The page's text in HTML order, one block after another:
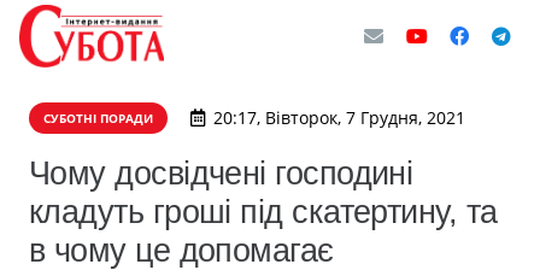
СУБОТНІ ПОРАДИ 20:17, Вівторок, 7 Грудня, 2021
Чому досвідчені господині
кладуть гроші під скатертину, та
в чому це допомагає